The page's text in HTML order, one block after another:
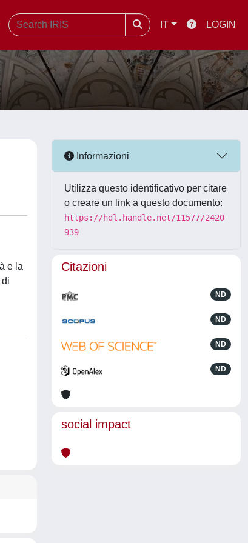
IT LOGIN
e la
Informazioni
Utilizza questo identificativo per citare
o creare un link a questo documento:
https://hdl.handle.net/11577/2420
939
Citazioni
ND
ND
ND
ND
social impact